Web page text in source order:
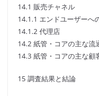
14.1 販売チャネル
14.1.1 エンドユーザーへ
14.1.2 代理店
14.2 紙管・コアの主な流
14.3 紙管・コアの主な顧
15 調査結果と結論